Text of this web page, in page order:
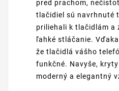
pred prachom,
tlačidiel sú navrhnuté
priliehali k tlačidlám a
ľahké stláčanie.
že tlačidlá vášho
funkčné. Navyše,
moderný a elegantný